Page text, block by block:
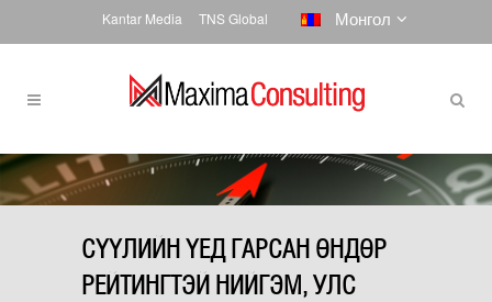
Kantar Media TNS Global Монгол
СҮҮЛИЙН ҮЕД ГАРСАН ӨНДӨР
РЕЙТИНГТЭЙ НИЙГЭМ, УЛС